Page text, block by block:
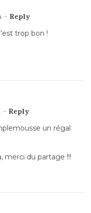
- Reply
trop bon !
- Reply
un régal
merci du partage !!!